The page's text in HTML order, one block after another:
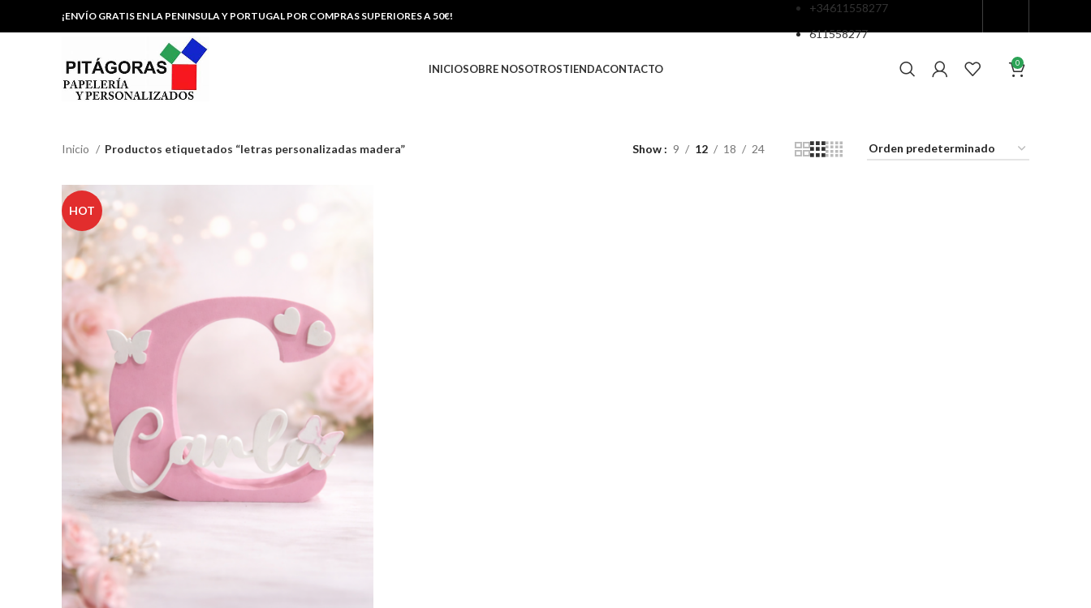
¡ENVÍO GRATIS EN LA PENINSULA Y PORTUGAL POR COMPRAS SUPERIORES A 50€!
+34611558277
611558277
INICIOSOBRE NOSOTROSTIENDACONTACTO 0
Inicio Productos etiquetados “letras personalizadas madera” Show 9 12 18 24
HOT